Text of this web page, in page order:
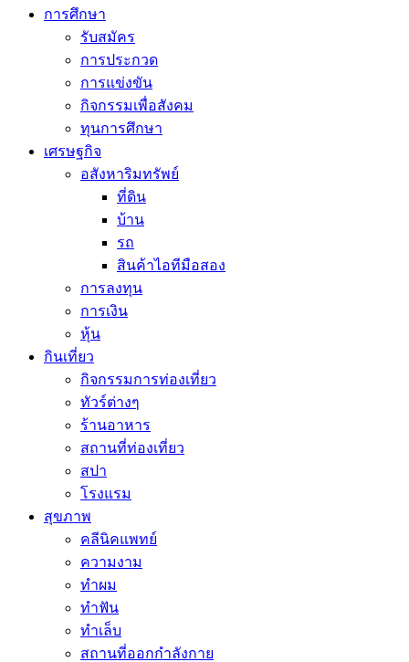
การศึกษา
รับสมัคร
การประกวด
การแข่งขัน
กิจกรรมเพื่อสังคม
ทุนการศึกษา
เศรษฐกิจ
อสังหาริมทรัพย์
ที่ดิน
บ้าน
รถ
สินค้าไอทีมือสอง
การลงทุน
การเงิน
หุ้น
กินเที่ยว
กิจกรรมการท่องเที่ยว
ทัวร์ต่างๆ
ร้านอาหาร
สถานที่ท่องเที่ยว
สปา
โรงแรม
สุขภาพ
คลีนิคแพทย์
ความงาม
ทำผม
ทำฟัน
ทำเล็บ
สถานที่ออกกำลังกาย